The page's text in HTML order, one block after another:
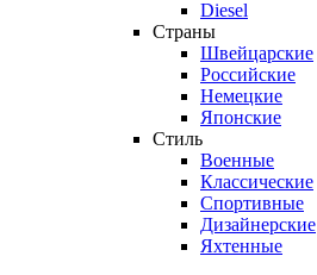
Diesel
Страны
Швейцарские
Российские
Немецкие
Японские
Стиль
Военные
Классические
Спортивные
Дизайнерские
Яхтенные